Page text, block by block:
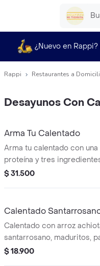
¿Nuevo en Rappi?
Rappi Restaurantes a
Desayunos Con
Arma Tu Calentado
Arma tu calentado con una
proteína y tres
$ 31.500
Calentado
Calentado con arroz
santarrosano, maduritos,
guacamole y cilantro.
$ 18.900